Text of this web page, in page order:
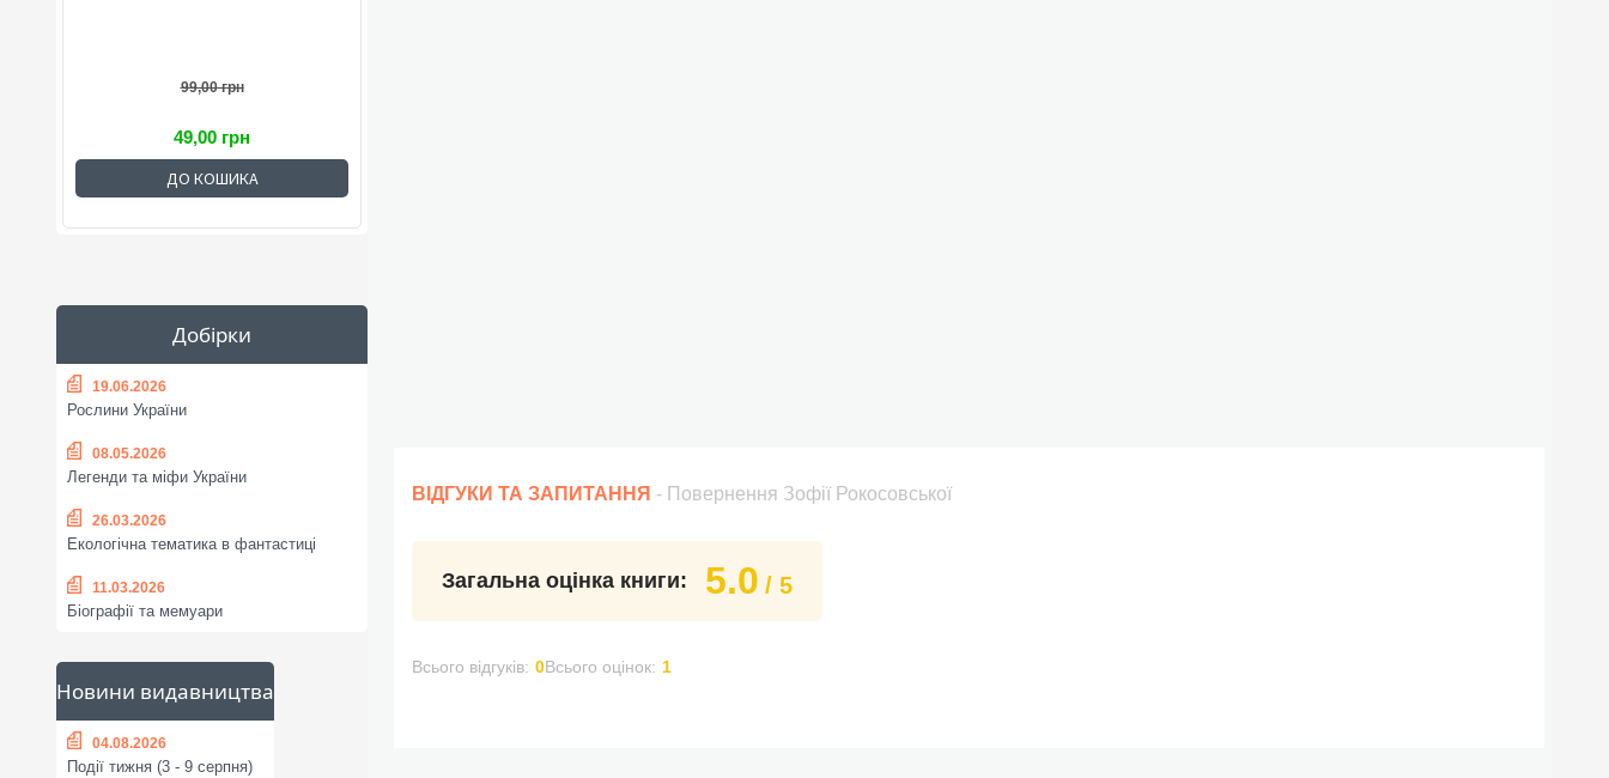
99,00 грн
49,00 грн
ДО КОШИКА
Добірки
19.06.2026
Рослини України
08.05.2026
Легенди та міфи України
26.03.2026
Екологічна тематика в фантастиці
11.03.2026
Біографії та мемуари
Новини видавництва
04.08.2026
Події тижня (3 - 9 серпня)
ВІДГУКИ ТА ЗАПИТАННЯ - Повернення Зофії Рокосовської
Загальна оцінка книги: 5.0 / 5
Всього відгуків: 0Всього оцінок: 1